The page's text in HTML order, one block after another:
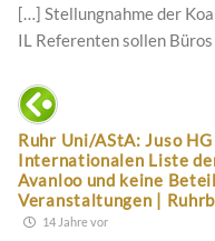
[…] Stellungnahme der
IL Referenten sollen
Ruhr Uni/AStA: Juso
Internationalen Liste
Avanloo und keine
Veranstaltungen |
14 Jahre vor